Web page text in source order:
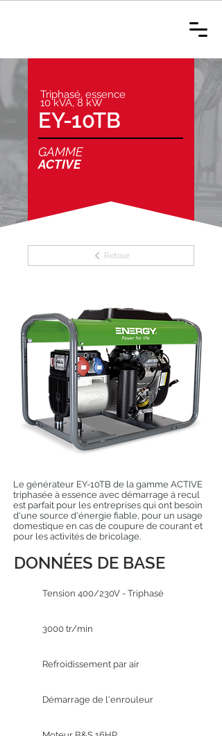
Triphasé, essence
10 kVA, 8 kW
EY-10TB
GAMME
ACTIVE
Retour
Le générateur EY-10TB de la gamme ACTIVE
triphasée à essence avec démarrage à recul
est parfait pour les entreprises qui ont besoin
d'une source d'énergie fiable, pour un usage
domestique en cas de coupure de courant et
pour les activités de bricolage.
DONNÉES DE BASE
Tension 400/230V - Triphasé
3000 tr/min
Refroidissement par air
Démarrage de l'enrouleur